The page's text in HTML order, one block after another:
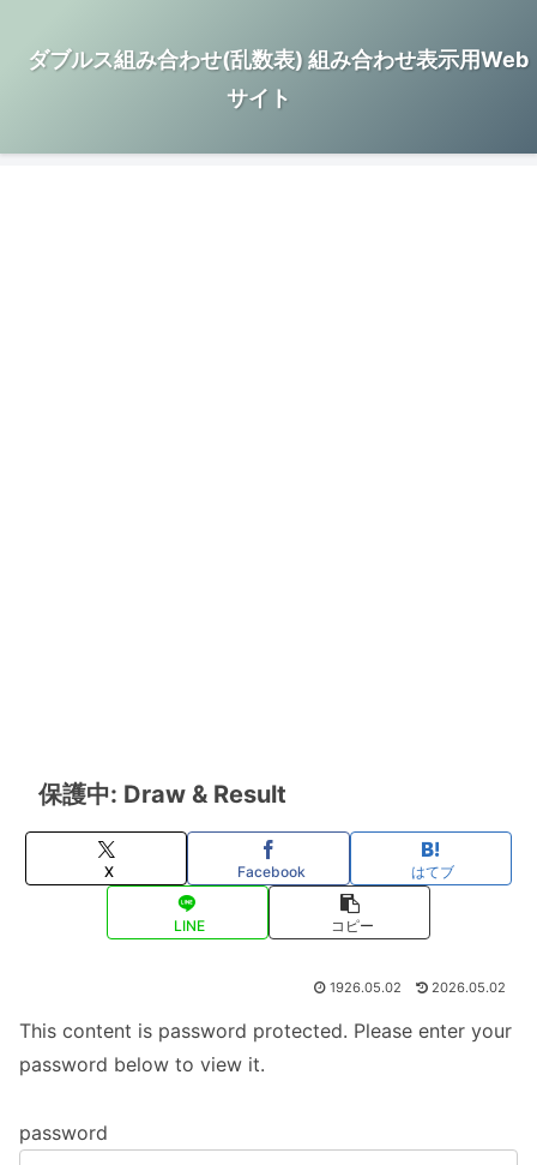
ダブルス組み合わせ(乱数表) 組み合わせ表示用Web
サイト
保護中: Draw & Result
X Facebook はてブ
LINE コピー
1926.05.02 2026.05.02
This content is password protected. Please enter your
password below to view it.
password